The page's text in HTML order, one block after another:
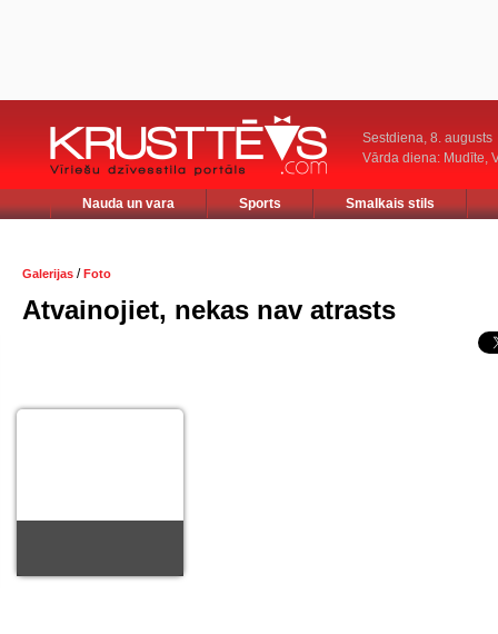
Sestdiena, 8. augusts
Vārda diena: Mudīte,
Nauda un vara Sports Smalkais stils
Galerijas /Foto
Atvainojiet, nekas nav atrasts